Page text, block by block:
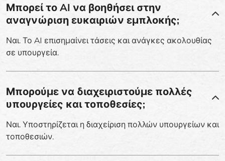
Μπορεί το AI να βοηθήσει στην
αναγνώριση ευκαιριών εμπλοκής;
Ναι. Το AI επισημαίνει τάσεις και ανάγκες ακολουθίας
σε υπουργεία.
Μπορούμε να διαχειριστούμε πολλές
υπουργείες και τοποθεσίες;
Ναι. Υποστηρίζεται η διαχείριση πολλών υπουργείων και
τοποθεσιών.